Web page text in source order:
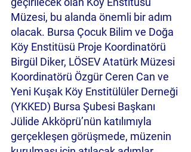
Müzesi, bu alanda önemli bir adım
olacak. Bursa Çocuk Bilim ve Doğa
Köy Enstitüsü Proje Koordinatörü
Birgül Diker, LÖSEV Atatürk Müzesi
Koordinatörü Özgür Ceren Can ve
Yeni Kuşak Köy Enstitülüler Derneği
(YKKED) Bursa Şubesi Başkanı
Jülide Akköprü’nün katılımıyla
gerçekleşen görüşmede, müzenin